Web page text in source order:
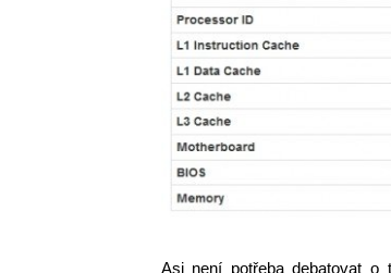
Asi není potřeba debatovat o